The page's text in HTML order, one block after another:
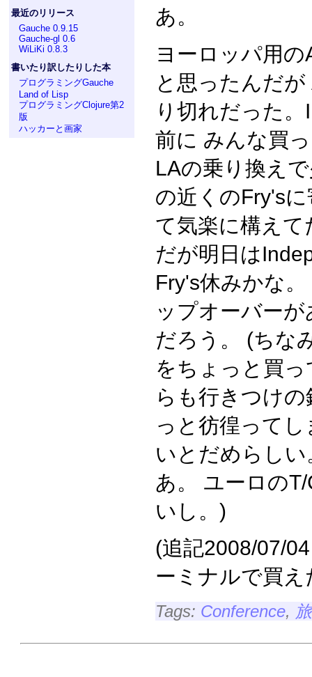
最近のリリース
Gauche 0.9.15
Gauche-gl 0.6
WiLiKi 0.8.3
書いたり訳したりした本
プログラミングGauche
Land of Lisp
プログラミングClojure第2
版
ハッカーと画家
あ。
ヨーロッパ用
と思ったんだ
り切れだった
前に みんな買
LAの乗り換え
の近くのFry's
て気楽に構え
だが明日は
Fry's休みかな
ップオーバー
だろう。 (ちな
をちょっと買
らも行きつけ
っと彷徨って
いとだめらし
あ。 ユーロの
いし。)
(追記2008/07/
ーミナルで買え
Tags: Conference, 旅